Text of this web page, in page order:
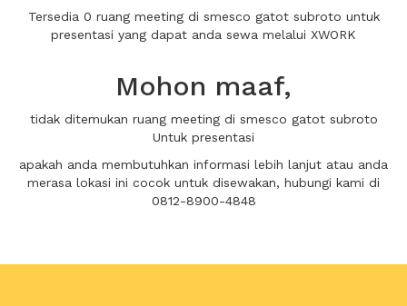
Tersedia 0 ruang meeting di smesco gatot subroto untuk
presentasi yang dapat anda sewa melalui XWORK
Mohon maaf,
tidak ditemukan ruang meeting di smesco gatot subroto
Untuk presentasi
apakah anda membutuhkan informasi lebih lanjut atau anda
merasa lokasi ini cocok untuk disewakan, hubungi kami di
0812-8900-4848